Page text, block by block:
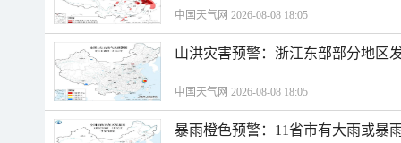
中国天气网 2026-08-08 18:05
山洪灾害预警：浙江东部部分地区
中国天气网 2026-08-08 18:05
暴雨橙色预警：11省市有大雨或暴